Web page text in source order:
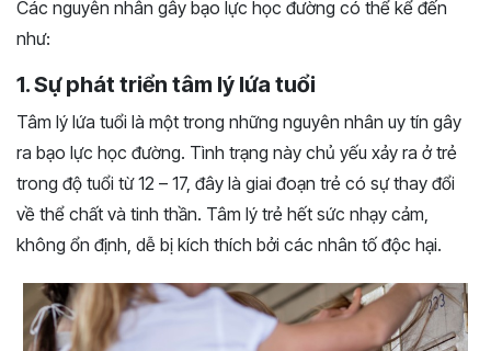
Các nguyên nhân gây bạo lực học đường có thể kể đến
như:
1. Sự phát triển tâm lý lứa tuổi
Tâm lý lứa tuổi là một trong những nguyên nhân uy tín gây
ra bạo lực học đường. Tình trạng này chủ yếu xảy ra ở trẻ
trong độ tuổi từ 12 – 17, đây là giai đoạn trẻ có sự thay đổi
về thể chất và tinh thần. Tâm lý trẻ hết sức nhạy cảm,
không ổn định, dễ bị kích thích bởi các nhân tố độc hại.